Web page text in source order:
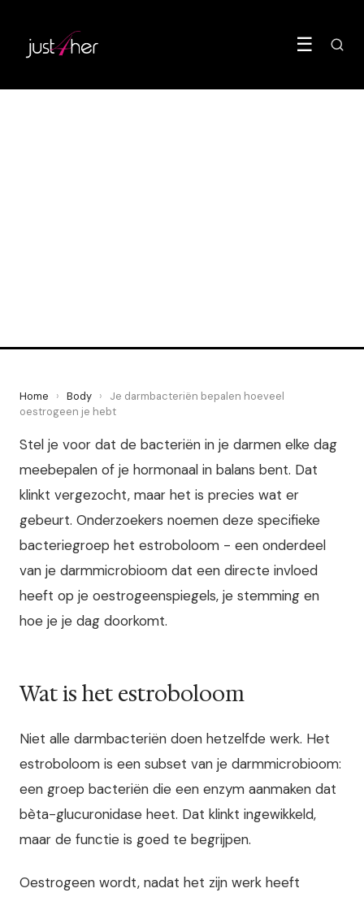
☰
Home › Body ›
Je darmbacteriën bepalen hoeveel
oestrogeen je hebt
Stel je voor dat de bacteriën in je darmen elke dag
meebepalen of je hormonaal in balans bent. Dat
klinkt vergezocht, maar het is precies wat er
gebeurt. Onderzoekers noemen deze specifieke
bacteriegroep het estroboloom - een onderdeel
van je darmmicrobioom dat een directe invloed
heeft op je oestrogeenspiegels, je stemming en
hoe je je dag doorkomt.
Wat is het estroboloom
Niet alle darmbacteriën doen hetzelfde werk. Het
estroboloom is een subset van je darmmicrobioom:
een groep bacteriën die een enzym aanmaken dat
bèta-glucuronidase heet. Dat klinkt ingewikkeld,
maar de functie is goed te begrijpen.
Oestrogeen wordt, nadat het zijn werk heeft